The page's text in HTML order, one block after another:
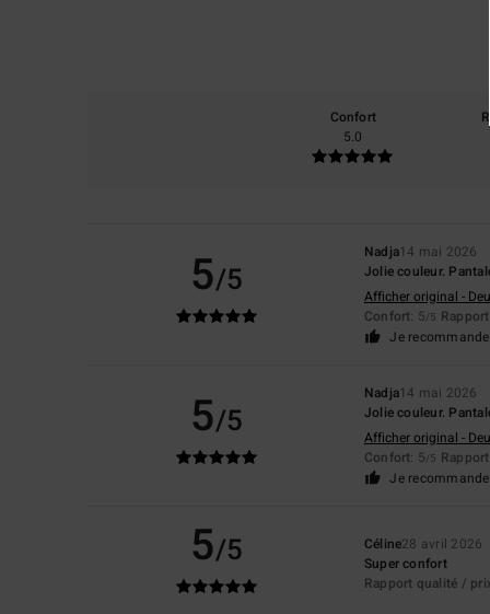
Confort
5.0
5/5
Nadja14 mai 2026
Jolie couleur.
Afficher original -
Confort: 5/5
Je
5/5
Nadja14 mai 2026
Jolie couleur.
Afficher original -
Confort: 5/5
Je
5/5 Céline28 avril 2026
Super confort
Rapport qualité /